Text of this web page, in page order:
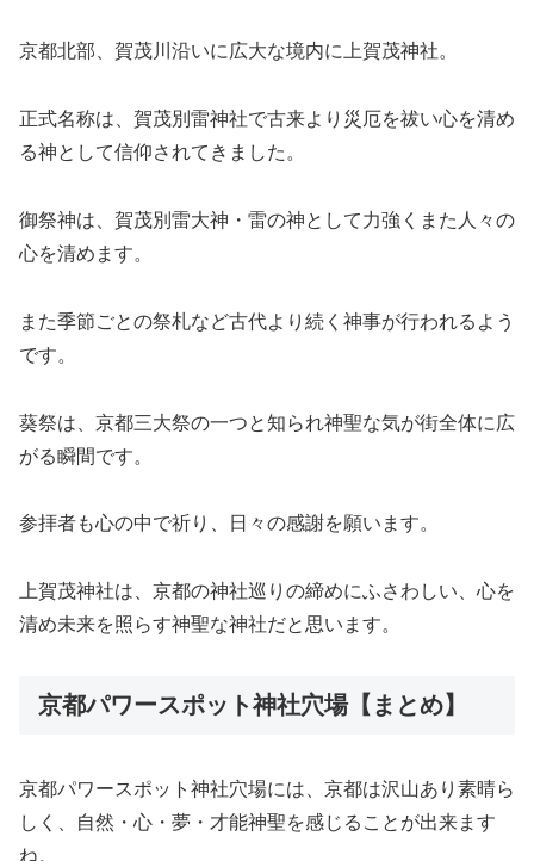
京都北部、賀茂川沿いに広大な境内に上賀茂神社。
正式名称は、賀茂別雷神社で古来より災厄を祓い心を清め
る神として信仰されてきました。
御祭神は、賀茂別雷大神・雷の神として力強くまた人々の
心を清めます。
また季節ごとの祭札など古代より続く神事が行われるよう
です。
葵祭は、京都三大祭の一つと知られ神聖な気が街全体に広
がる瞬間です。
参拝者も心の中で祈り、日々の感謝を願います。
上賀茂神社は、京都の神社巡りの締めにふさわしい、心を
清め未来を照らす神聖な神社だと思います。
京都パワースポット神社穴場【まとめ】
京都パワースポット神社穴場には、京都は沢山あり素晴ら
しく、自然・心・夢・才能神聖を感じることが出来ます
ね。